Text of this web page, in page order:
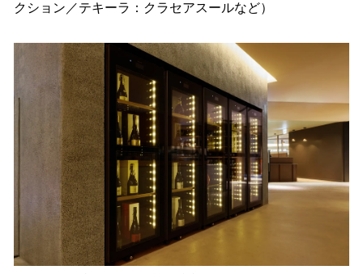
クション／テキーラ：クラセアスールなど）